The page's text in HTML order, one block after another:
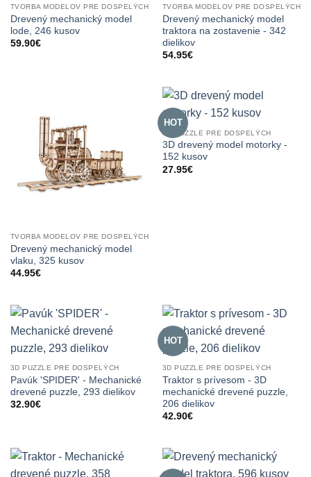
TVORBA MODELOV PRE DOSPELÝCH
Drevený mechanický model
lode, 246 kusov
59.90€
TVORBA MODELOV PRE DOSPELÝCH
Drevený mechanický model
traktora na zostavenie - 342
dielikov
54.95€
TVORBA MODELOV PRE DOSPELÝCH
Drevený mechanický model
vlaku, 325 kusov
44.95€
HOT
3D PUZZLE PRE DOSPELÝCH
3D drevený model motorky -
152 kusov
27.95€
3D PUZZLE PRE DOSPELÝCH
Pavúk 'SPIDER' - Mechanické
drevené puzzle, 293 dielikov
32.90€
HOT
3D PUZZLE PRE DOSPELÝCH
Traktor s prívesom - 3D
mechanické drevené puzzle,
206 dielikov
42.90€